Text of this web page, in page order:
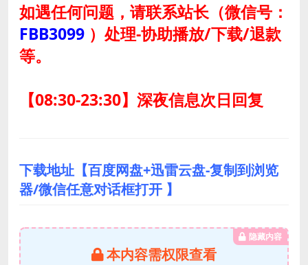
如遇任何问题，请联系站长（微信号：
FBB3099 ） 处理-协助播放/下载/退款
等。
【08:30-23:30】深夜信息次日回复
下载地址【百度网盘+迅雷云盘-复制到浏览
器/微信任意对话框打开 】
隐藏内容
本内容需权限查看